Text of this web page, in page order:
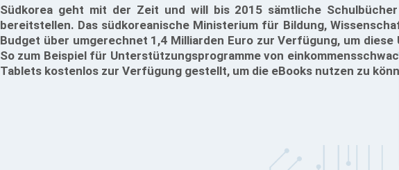
Südkorea geht mit der Zeit und will bis 2015 sämtliche
bereitstellen. Das südkoreanische Ministerium für Bildung,
Budget über umgerechnet 1,4 Milliarden Euro zur Verfügung, um
So zum Beispiel für Unterstützungsprogramme von
Tablets kostenlos zur Verfügung gestellt, um die eBooks nutzen zu